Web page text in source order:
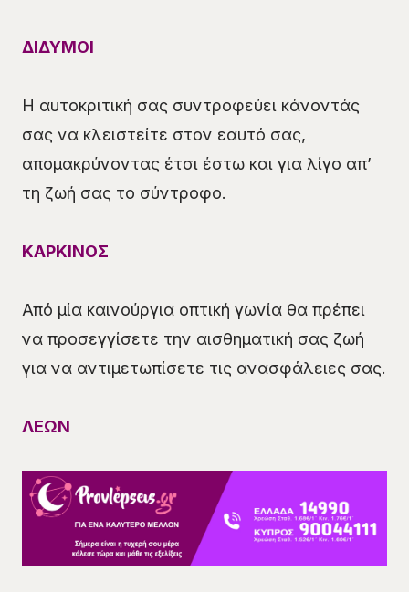
ΔΙΔΥΜΟΙ
Η αυτοκριτική σας συντροφεύει κάνοντάς
σας να κλειστείτε στον εαυτό σας,
απομακρύνοντας έτσι έστω και για λίγο απ’
τη ζωή σας το σύντροφο.
ΚΑΡΚΙΝΟΣ
Από μία καινούργια οπτική γωνία θα πρέπει
να προσεγγίσετε την αισθηματική σας ζωή
για να αντιμετωπίσετε τις ανασφάλειες σας.
ΛΕΩΝ